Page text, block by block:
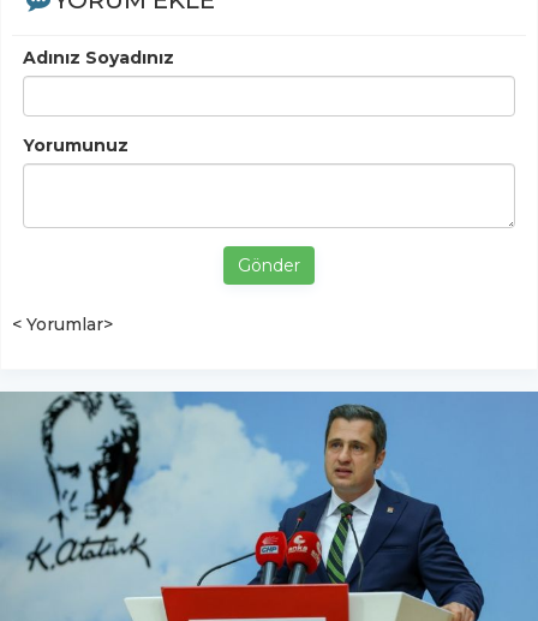
Adınız Soyadınız
Yorumunuz
Gönder
< Yorumlar>